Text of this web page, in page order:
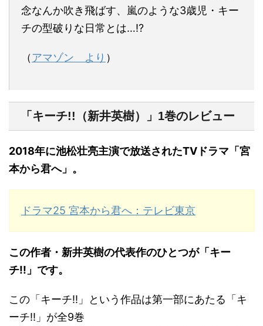
念なんか吹き飛ばす、嵐のような3歳児・キー
チの型破りな日常とは…!?
（アマゾン より ）
「キーチ!!（新井英樹）」1巻のレビュー
2018年に池松壮亮主演で放送されたTVドラマ「宮
本から君へ」。
ドラマ25 宮本から君へ：テレビ東京
この作者・新井英樹の代表作のひとつが「キー
チ!!」です。
この「キーチ!!」という作品は第一部にあたる「キ
ーチ!!」が全9巻